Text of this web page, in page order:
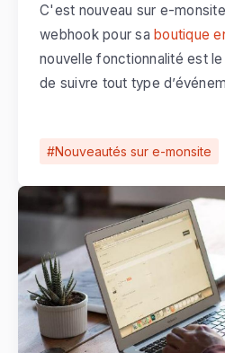
Nouveautés sur e-monsite
C'est nouveau sur e-
webhook pour sa boutique
nouvelle fonctionnalité est
de suivre tout type
comment peuvent-ils vous